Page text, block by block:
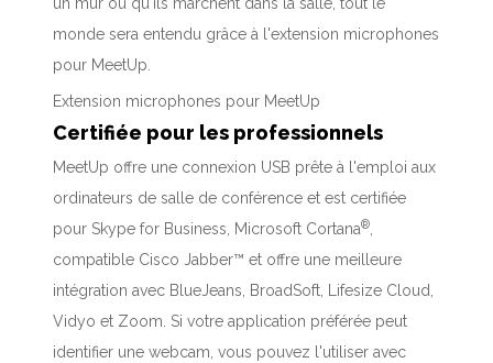
monde sera entendu grâce à l'extension microphones
pour MeetUp.
Extension microphones pour MeetUp
Certifiée pour les professionnels
MeetUp offre une connexion USB prête à l'emploi aux
ordinateurs de salle de conférence et est certifiée
pour Skype for Business, Microsoft Cortana®
compatible Cisco Jabber™ et offre une meilleure
intégration avec BlueJeans, BroadSoft, Lifesize Cloud,
Vidyo et Zoom. Si votre application préférée peut
identifier une webcam, vous pouvez l'utiliser avec